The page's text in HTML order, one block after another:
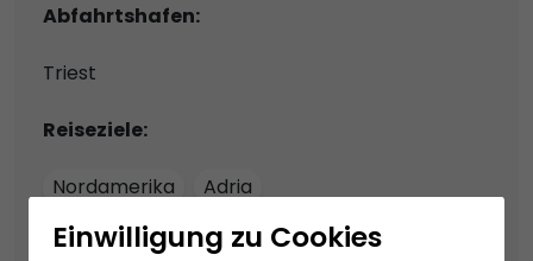
Abfahrtshafen:
Triest
Reiseziele:
Nordamerika Adria
Themen:
Einwilligung zu Cookies